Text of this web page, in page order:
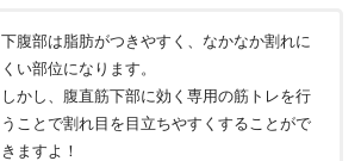
下腹部は脂肪がつきやすく、なかなか割れに
くい部位になります。
しかし、腹直筋下部に効く専用の筋トレを行
うことで割れ目を目立ちやすくすることがで
きますよ！